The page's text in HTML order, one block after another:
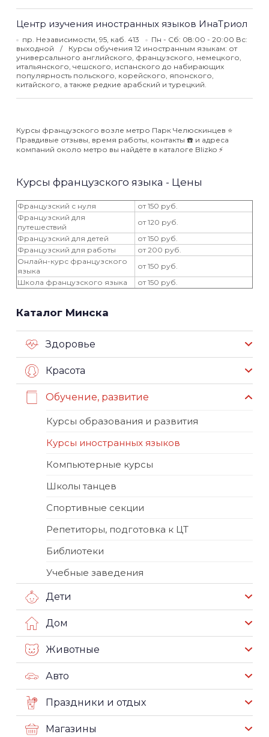
Центр изучения иностранных языков ИнаТриол
пр. Независимости, 95, каб. 413
Пн - Сб: 08:00 - 20:00 Вс:
выходной
Курсы обучения 12 иностранным языкам: от
универсального английского, французского, немецкого,
итальянского, чешского, испанского до набирающих
популярность польского, корейского, японского,
китайского, а также редкие арабский и турецкий.
Курсы французского возле метро Парк Челюскинцев ⭐️
Правдивые отзывы, время работы, контакты ☎️ и адреса
компаний около метро вы найдёте в каталоге Blizko ⚡️
Курсы французского языка - Цены
Французский с нуля
от 150 руб.
Французский для
путешествий
от 120 руб.
Французский для детей
от 150 руб.
Французский для работы
от 200 руб.
Онлайн-курс французского
языка
от 150 руб.
Школа французского языка
от 150 руб.
Каталог Минска
Здоровье
Красота
Обучение, развитие
Курсы образования и развития
Курсы иностранных языков
Компьютерные курсы
Школы танцев
Спортивные секции
Репетиторы, подготовка к ЦТ
Библиотеки
Учебные заведения
Дети
Дом
Животные
Авто
Праздники и отдых
Магазины